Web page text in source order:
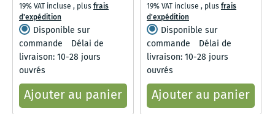
19% VAT incluse , plusfrais
d'expédition
Disponible sur
commande
Délai de
livraison: 10-28 jours
ouvrés
Ajouter au panier
19% VAT incluse , plusfrais
d'expédition
Disponible sur
commande
Délai de
livraison: 10-28 jours
ouvrés
Ajouter au panier